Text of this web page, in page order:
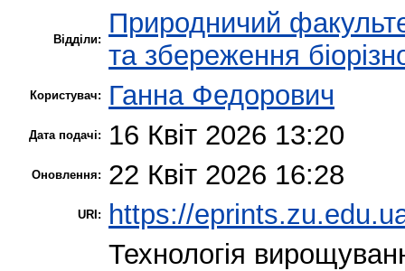
Відділи:
Природничий
та збереження
Користувач: Ганна Федорович
Дата подачі: 16 Квіт 2026 13:20
Оновлення: 22 Квіт 2026 16:28
URI: https://
Технологія